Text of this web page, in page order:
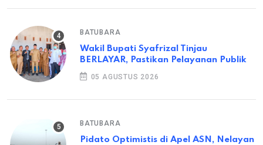
BATUBARA
Wakil Bupati Syafrizal Tinjau
BERLAYAR, Pastikan Pelayanan Publik
05 AGUSTUS 2026
BATUBARA
Pidato Optimistis di Apel ASN, Nelayan